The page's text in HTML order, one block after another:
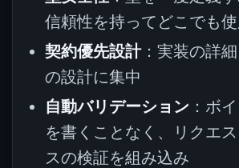
信頼性を持ってどこでも
契約優先設計：実装の詳
の設計に集中
自動バリデーション ：ボ
を書くことなく、リクエ
スの検証を組み込み